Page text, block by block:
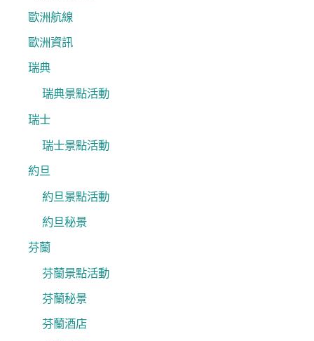
歐洲航線
歐洲資訊
瑞典
瑞典景點活動
瑞士
瑞士景點活動
約旦
約旦景點活動
約旦秘景
芬蘭
芬蘭景點活動
芬蘭秘景
芬蘭酒店